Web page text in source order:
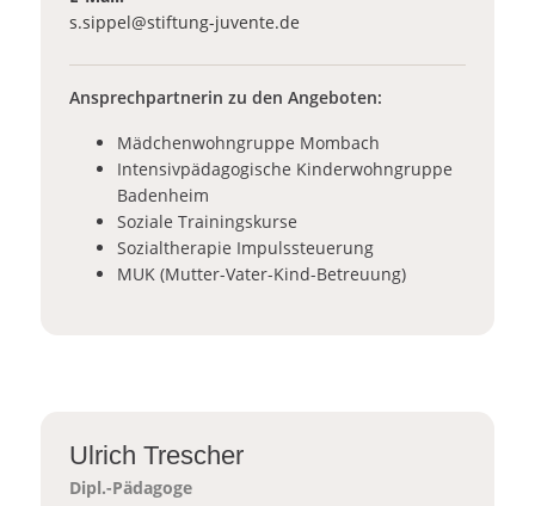
s.sippel
_at_
stiftung-juvente.de
Ansprechpartnerin zu den Angeboten:
Mädchenwohngruppe Mombach
Intensivpädagogische Kinderwohngruppe
Badenheim
Soziale Trainingskurse
Sozialtherapie Impulssteuerung
MUK (Mutter-Vater-Kind-Betreuung)
Ulrich Trescher
Dipl.-Pädagoge